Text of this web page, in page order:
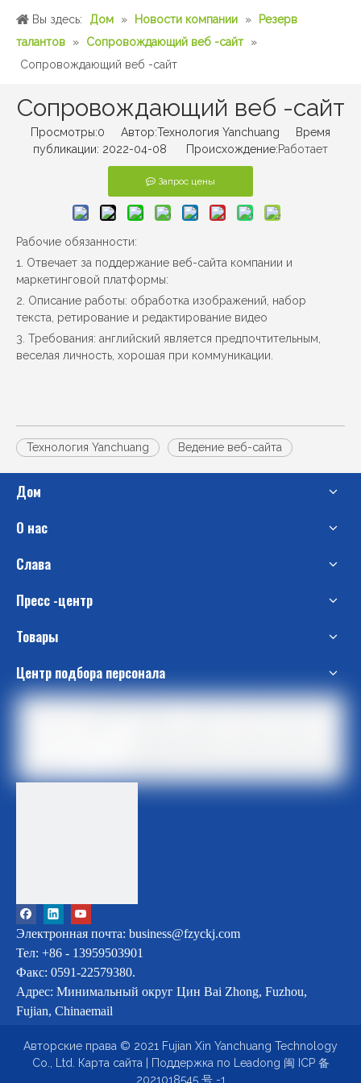
Вы здесь: Дом » Новости компании »
Резерв
талантов
» Сопровождающий веб -сайт
»
Сопровождающий веб -сайт
Сопровождающий веб -сайт
Просмотры:0 Автор:Технология Yanchuang Время
публикации: 2022-04-08 Происхождение:Работает
Запрос цены
Рабочие обязанности:
1. Отвечает за поддержание веб-сайта компании и
маркетинговой платформы:
2. Описание работы: обработка изображений, набор
текста, ретирование и редактирование видео
3. Требования: английский является предпочтительным,
веселая личность, хорошая при коммуникации.
Технология Yanchuang Ведение веб-сайта
Дом
О нас
Слава
Пресс -центр
Товары
Центр подбора персонала
Электронная почта: business@fzyckj.com
Тел: +86 - 13959503901
Факс: 0591-22579380.
Адрес: Минимальный округ Цин Bai Zhong, Fuzhou,
Fujian, Chinaemail
Авторские права © 2021 Fujian Xin Yanchuang Technology
Co., Ltd.
Карта сайта | Поддержка по Leadong 闽 ICP 备
2021018545 号 -1